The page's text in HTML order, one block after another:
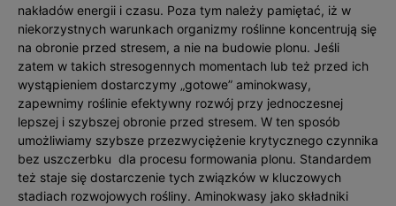
nakładów energii i czasu. Poza tym należy pamiętać, iż w
niekorzystnych warunkach organizmy roślinne koncentrują się
na obronie przed stresem, a nie na budowie plonu. Jeśli
zatem w takich stresogennych momentach lub też przed ich
wystąpieniem dostarczymy „gotowe” aminokwasy,
zapewnimy roślinie efektywny rozwój przy jednoczesnej
lepszej i szybszej obronie przed stresem. W ten sposób
umożliwiamy szybsze przezwyciężenie krytycznego czynnika
bez uszczerbku dla procesu formowania plonu. Standardem
też staje się dostarczenie tych związków w kluczowych
stadiach rozwojowych rośliny. Aminokwasy jako składniki